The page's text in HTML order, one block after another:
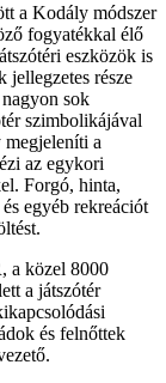
a Kodály módszer
fogyatékkal élő
eszközök is
jellegzetes része
sok
szimbolikájával
megjeleníti a
az egykori
Forgó, hinta,
egyéb rekreációt
a közel 8000
a játszótér
és felnőttek